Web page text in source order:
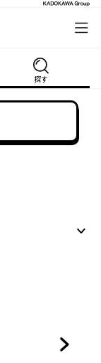
探す